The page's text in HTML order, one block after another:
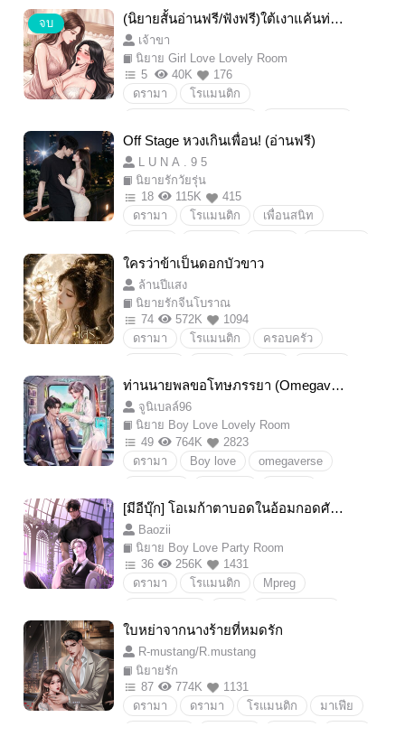
ความรัก
SM
จบ
(นิยายสั้นอ่านฟรี/ฟังฟรี)ใต้เงาแค้นท่า
นประธาน
เจ้าขา
นิยาย Girl Love Lovely Room
5
40K
176
ดรามา
โรแมนติก
โรแมนติก/romantic
เลสเบี้ยน
ฟีลกูด/feelgood
รักร่วมเพศ
อีโรติก/erotic
Erotic
โรมานซ์ ซาตาน
อีโรติก
น่ารัก
Off Stage หวงเกินเพื่อน! (อ่านฟรี)
L U N A . 9 5
นิยายรักวัยรุ่น
18
115K
415
ดรามา
โรแมนติก
เพื่อนสนิท
ไอดอล
แอบรักเพื่อน
ใครว่าข้าเป็นดอกบัวขาว
ล้านปีแสง
นิยายรักจีนโบราณ
74
572K
1094
ดรามา
โรแมนติก
ครอบครัว
ท่านนายพลขอโทษภรรยา (Omegaver
se) [มี Ebook]
จูนิเบลล์96
นิยาย Boy Love Lovely Room
49
764K
2823
ดรามา
Boy love
omegaverse
โลกอนาคต
พระเอกซึน
กองทัพ
Mpreg
พระเอกดุ
สถาบัน
สตรีมเมอร์
ไลฟ์สตรีม
Sliceoflife
[มีอีบุ๊ก] โอเมก้าตาบอดในอ้อมกอดศัต
รู | omegaverse
Baozii
นิยาย Boy Love Party Room
36
256K
1431
ดรามา
โรแมนติก
Mpreg
นิยายวาย
นิยายโรแมนติก
โอเมก้ายีนส์ด้อย
นายเอกตาบอด
พระเอกเย็นชา
พระเอกโหด
ดราม่า/Drama
ใบหย่าจากนางร้ายที่หมดรัก
R-mustang/R.mustang
นิยายรัก
87
774K
1131
ดรามา
ดรามา โรแมนติก
มาเฟีย